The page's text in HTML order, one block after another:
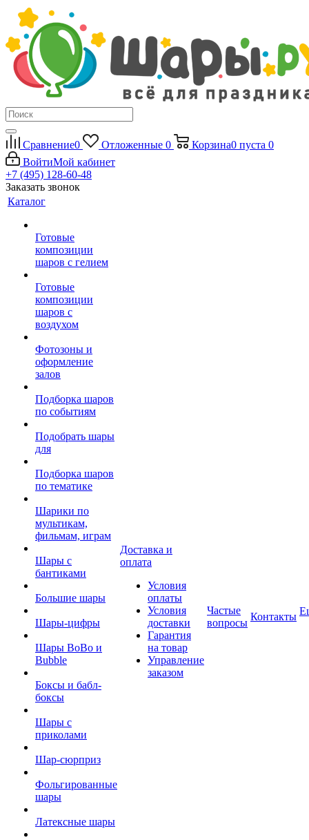
Сравнение0 Отложенные 0 Корзина0 пуста 0
ВойтиМой кабинет
+7 (495) 128-60-48
Заказать звонок
Каталог
Готовые
композиции
шаров с гелием
Готовые
композиции
шаров с
воздухом
Фотозоны и
оформление
залов
Подборка шаров
по событиям
Подобрать шары
для
Подборка шаров
по тематике
Шарики по
мультикам,
фильмам, играм
Шары с
бантиками
Большие шары
Шары-цифры
Шары BoBo и
Bubble
Боксы и бабл-
боксы
Шары с
приколами
Шар-сюрприз
Фольгированные
шары
Латексные шары
Доставка и
оплата
Условия
оплаты
Условия
доставки
Гарантия
на товар
Управление
заказом
Частые
вопросы
Контакты